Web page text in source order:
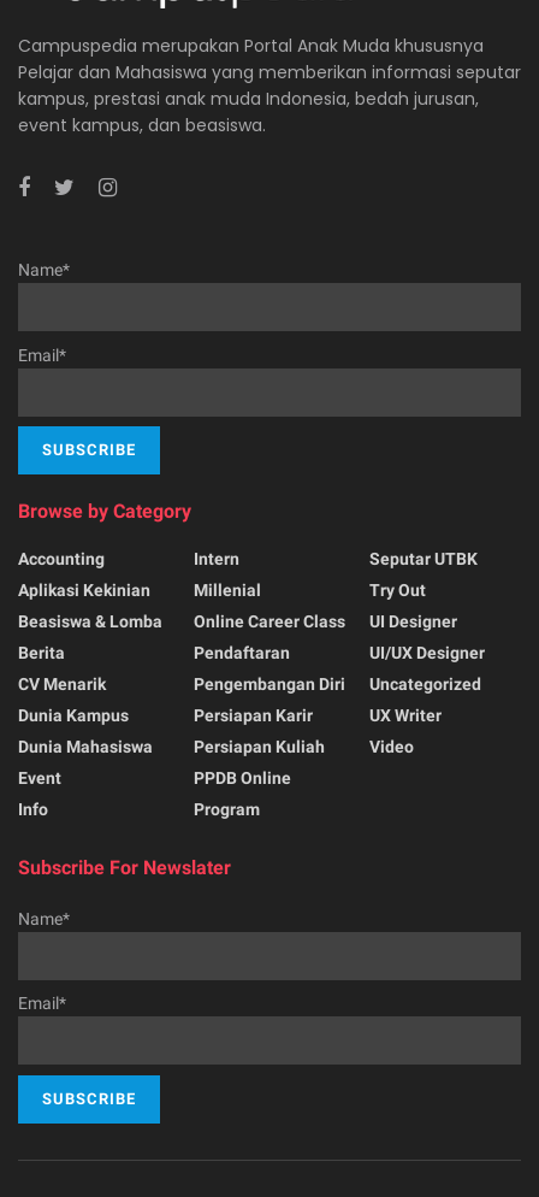
Campuspedia merupakan Portal Anak Muda khususnya
Pelajar dan Mahasiswa yang memberikan informasi seputar
kampus, prestasi anak muda Indonesia, bedah jurusan,
event kampus, dan beasiswa.
Name*
Email*
Browse by Category
Accounting
Aplikasi Kekinian
Beasiswa & Lomba
Berita
CV Menarik
Dunia Kampus
Dunia Mahasiswa
Event
Info
Intern
Millenial
Online Career Class
Pendaftaran
Pengembangan Diri
Persiapan Karir
Persiapan Kuliah
PPDB Online
Program
Seputar UTBK
Try Out
UI Designer
UI/UX Designer
Uncategorized
UX Writer
Video
Subscribe For Newslater
Name*
Email*